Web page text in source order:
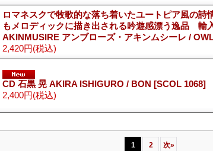
ロマネスクで牧歌的な落ち着いたユートピア風の詩
もメロディックに描き出される吟遊感漂う逸品
AKINMUSIRE アンブローズ・アキンムシーレ /
2,420円(税込)
CD 石黒 晃 AKIRA ISHIGURO / BON [SCOL 1068]
2,400円(税込)
1 2 次»